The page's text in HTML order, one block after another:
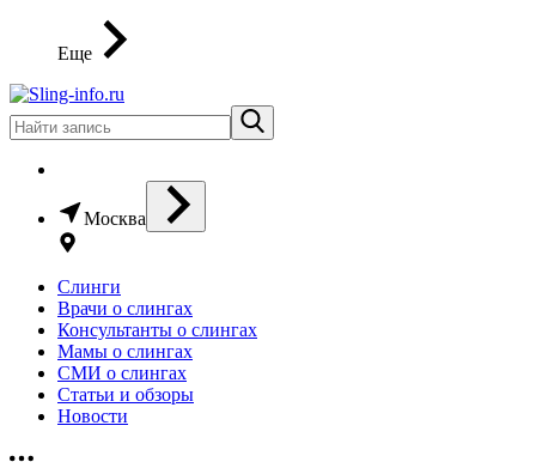
Еще
Москва
Слинги
Врачи о слингах
Консультанты о слингах
Мамы о слингах
СМИ о слингах
Статьи и обзоры
Новости